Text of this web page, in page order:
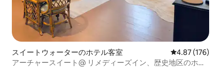
スイートウォーターのホテル客室 レビュー176
4.87 (176)
アーチャースイート@ リメディーズイン、歴史地区のホテ